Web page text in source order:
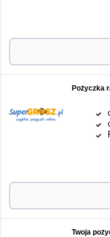
Pożyczka
Twoja